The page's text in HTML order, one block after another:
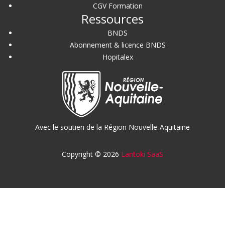
CGV Formation
Ressources
BNDS
Abonnement & licence BNDS
Hopitalex
Avec le soutien de la Région Nouvelle-Aquitaine
Copyright © 2026 Lantoki SaaS